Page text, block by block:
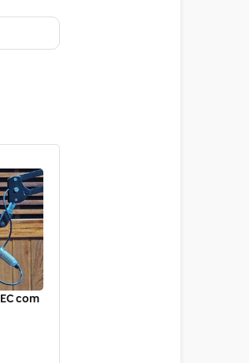
com